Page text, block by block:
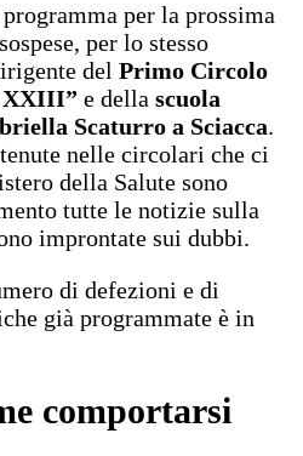
per la prossima
per lo stesso
del Primo Circolo
XXIII” e della scuola
Scaturro a Sciacca.
nelle circolari che ci
della Salute sono
tutte le notizie sulla
improntate sui dubbi.
di defezioni e di
già programmate è in
comportarsi